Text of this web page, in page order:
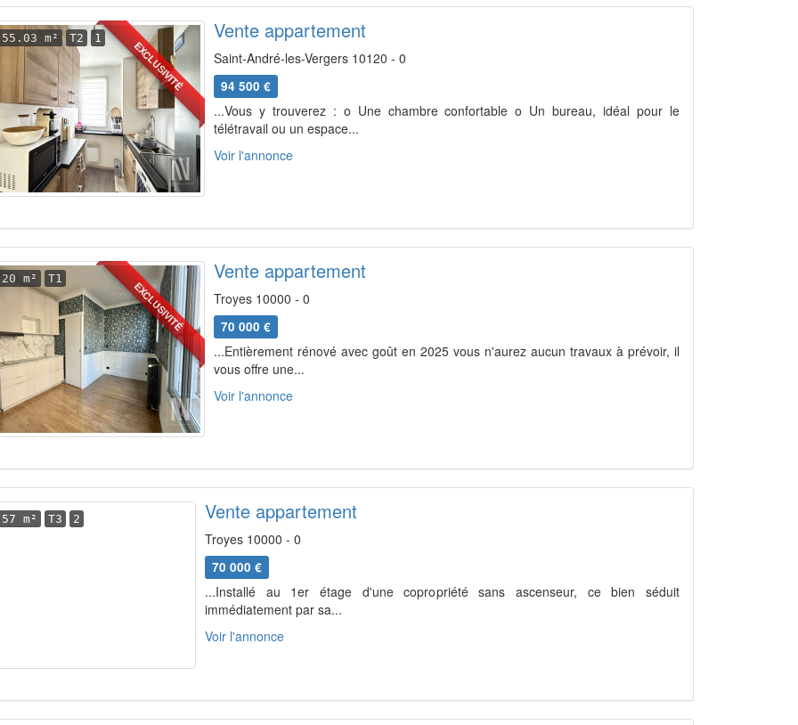
EXCLUSIVITÉ
55.03 m² T2 1 Vente appartement
Saint-André-les-Vergers 10120 - 0
94 500 €
...Vous y trouverez : o Une chambre confortable o Un bureau, idéal pour le
télétravail ou un espace...
Voir l'annonce
EXCLUSIVITÉ
20 m² T1 Vente appartement
Troyes 10000 - 0
70 000 €
...Entièrement rénové avec goût en 2025 vous n'aurez aucun travaux à prévoir, il
vous offre une...
Voir l'annonce
57 m² T3 2 Vente appartement
Troyes 10000 - 0
70 000 €
...Installé au 1er étage d'une copropriété sans ascenseur, ce bien séduit
immédiatement par sa...
Voir l'annonce